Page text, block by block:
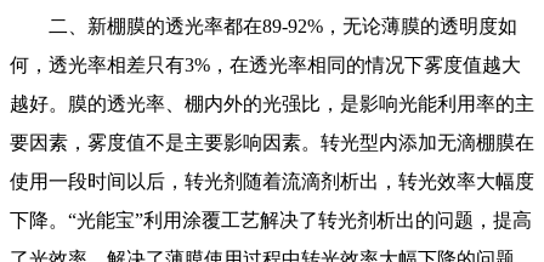
二、新棚膜的透光率都在89-92%，无论薄膜的透明度如
何，透光率相差只有3%，在透光率相同的情况下雾度值越大
越好。膜的透光率、棚内外的光强比，是影响光能利用率的主
要因素，雾度值不是主要影响因素。转光型内添加无滴棚膜在
使用一段时间以后，转光剂随着流滴剂析出，转光效率大幅度
下降。“光能宝”利用涂覆工艺解决了转光剂析出的问题，提高